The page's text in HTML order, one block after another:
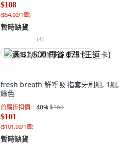
$108
($54.00/1個)
暫時缺貨
(4)
满 $1,500 再省 $75 (王道卡)
fresh breath 鮮呼吸 指套牙刷組, 1組,
綠色
首購折扣價 40%$169
$101
($101.00/1個)
暫時缺貨